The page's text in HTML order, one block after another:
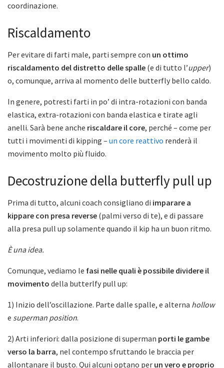
coordinazione.
Riscaldamento
Per evitare di farti male, parti sempre con un ottimo
riscaldamento del distretto delle spalle (e di tutto l’upper)
o, comunque, arriva al momento delle butterfly bello caldo.
In genere, potresti farti in po’ di intra-rotazioni con banda
elastica, extra-rotazioni con banda elastica e tirate agli
anelli. Sarà bene anche riscaldare il core, perché – come per
tutti i movimenti di kipping – un core reattivo renderà il
movimento molto più fluido.
Decostruzione della butterfly pull up
Prima di tutto, alcuni coach consigliano di imparare a
kippare con presa reverse (palmi verso di te), e di passare
alla presa pull up solamente quando il kip ha un buon ritmo.
È una idea.
Comunque, vediamo le fasi nelle quali è possibile dividere il
movimento della butterlfy pull up:
1) Inizio dell’oscillazione. Parte dalle spalle, e alterna hollow
e superman position.
2) Arti inferiori: dalla posizione di superman porti le gambe
verso la barra, nel contempo sfruttando le braccia per
allontanare il busto. Qui alcuni optano per un vero e proprio